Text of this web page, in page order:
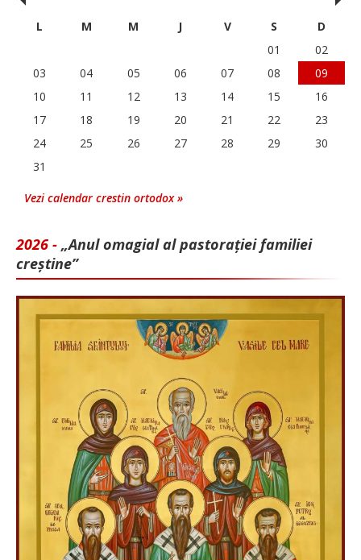
L M M J V S
D
01
02
03
04 05 06 07 08
09
10
11 12 13 14 15
16
17
18 19 20 21 22
23
24
25 26 27 28 29
30
31
Vezi calendar crestin ortodox »
2026 - „Anul omagial al pastorației familiei
creștine”